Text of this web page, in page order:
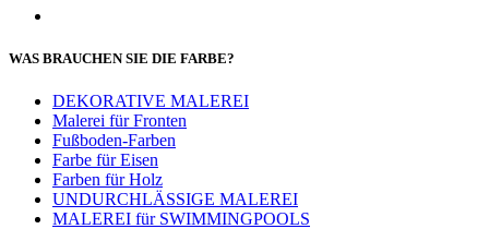
WAS BRAUCHEN SIE DIE FARBE?
DEKORATIVE MALEREI
Malerei für Fronten
Fußboden-Farben
Farbe für Eisen
Farben für Holz
UNDURCHLÄSSIGE MALEREI
MALEREI für SWIMMINGPOOLS